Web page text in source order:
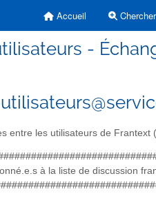
Accueil
-
entre les utilisateurs de Frantext
à la liste de discussion